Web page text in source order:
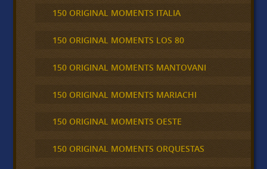
150 ORIGINAL MOMENTS ITALIA
150 ORIGINAL MOMENTS LOS 80
150 ORIGINAL MOMENTS MANTOVANI
150 ORIGINAL MOMENTS MARIACHI
150 ORIGINAL MOMENTS OESTE
150 ORIGINAL MOMENTS ORQUESTAS